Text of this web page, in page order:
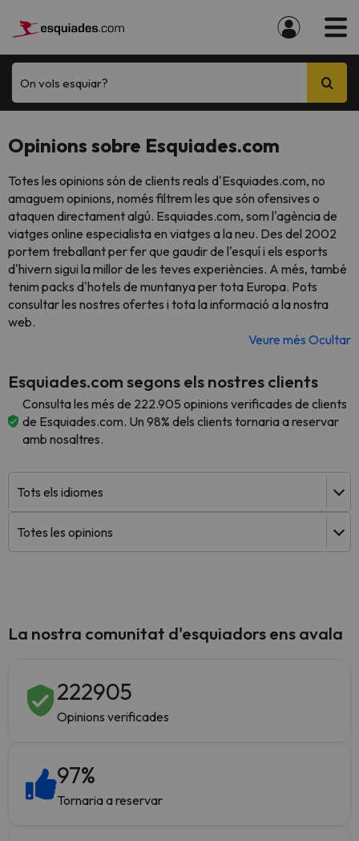
On vols esquiar?
Opinions sobre Esquiades.com
Totes les opinions són de clients reals d'Esquiades.com, no
amaguem opinions, només filtrem les que són ofensives o
ataquen directament algú. Esquiades.com, som l'agència de
viatges online especialista en viatges a la neu. Des del 2002
portem treballant per fer que gaudir de l'esquí i els esports
d'hivern sigui la millor de les teves experiències. A més, també
tenim packs d'hotels de muntanya per tota Europa. Pots
consultar les nostres ofertes i tota la informació a la nostra
web.
Veure més Ocultar
Esquiades.com segons els nostres clients
Consulta les més de 222.905 opinions verificades de clients
de Esquiades.com. Un 98% dels clients tornaria a reservar
amb nosaltres.
La nostra comunitat d'esquiadors ens avala
222905
Opinions verificades
97%
Tornaria a reservar